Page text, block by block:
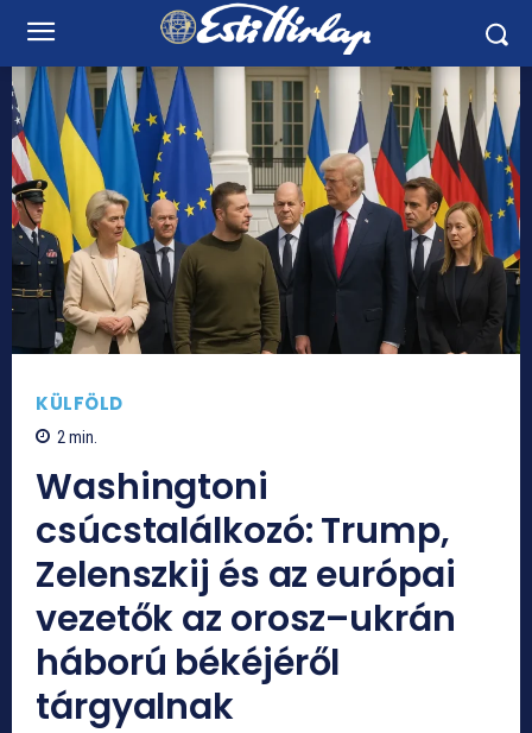
KÜLFÖLD
2min.
Washingtoni
csúcstalálkozó: Trump,
Zelenszkij és az európai
vezetők az orosz–ukrán
háború békéjéről
tárgyalnak